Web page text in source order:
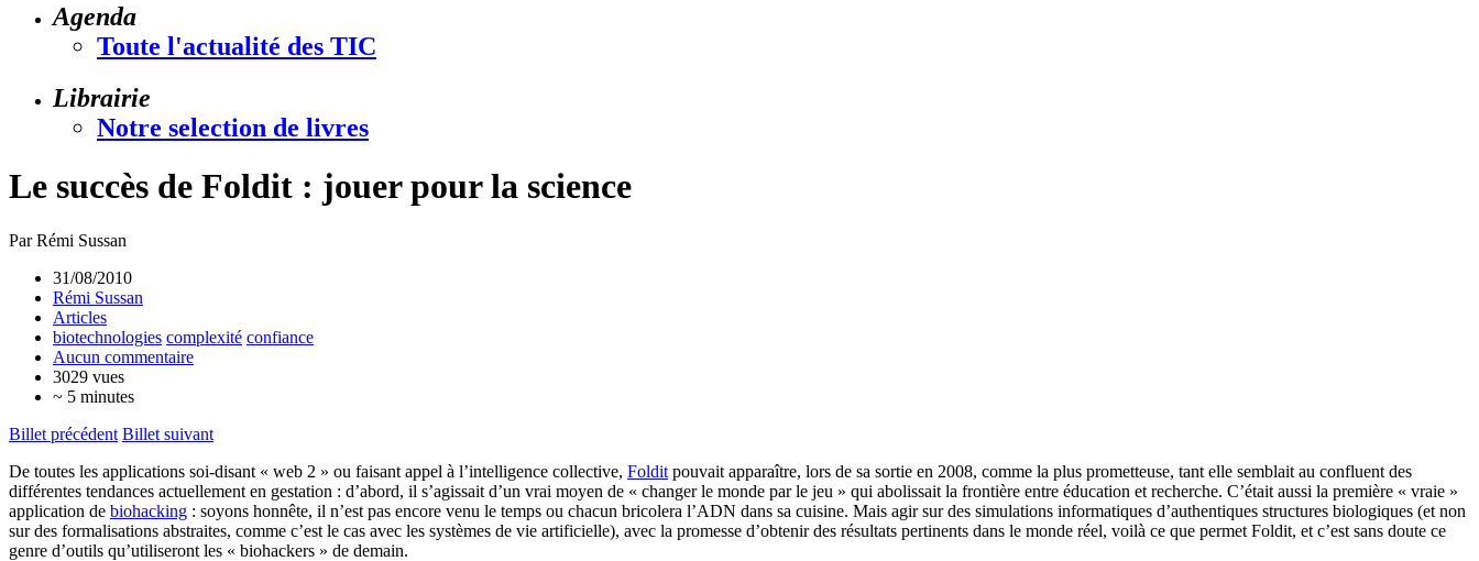
Agenda
Toute l'actualité des TIC
Librairie
Notre selection de livres
Le succès de Foldit : jouer pour la science
Par Rémi Sussan
31/08/2010
Rémi Sussan
Articles
biotechnologies complexité confiance
Aucun commentaire
3029 vues
~ 5 minutes
Billet précédent Billet suivant
De toutes les applications soi-disant « web 2 » ou faisant appel à l’intelligence collective, Foldit pouvait apparaître, lors de sa sortie en 2008, comme la plus prometteuse, tant elle semblait au confluent des
différentes tendances actuellement en gestation : d’abord, il s’agissait d’un vrai moyen de « changer le monde par le jeu » qui abolissait la frontière entre éducation et recherche. C’était aussi la première « vraie »
application de biohacking : soyons honnête, il n’est pas encore venu le temps ou chacun bricolera l’ADN dans sa cuisine. Mais agir sur des simulations informatiques d’authentiques structures biologiques (et non
sur des formalisations abstraites, comme c’est le cas avec les systèmes de vie artificielle), avec la promesse d’obtenir des résultats pertinents dans le monde réel, voilà ce que permet Foldit, et c’est sans doute ce
genre d’outils qu’utiliseront les « biohackers » de demain.